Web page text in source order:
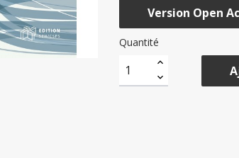
Version Open
Quantité